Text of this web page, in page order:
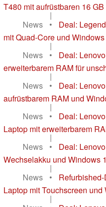
T480 mit aufrüstbaren 16
|
News
•
Deal:
mit Quad-Core und
|
News
•
Deal:
erweiterbarem RAM für
|
News
•
Deal:
aufrüstbarem RAM und
|
News
•
Deal:
Laptop mit erweiterbarem
|
News
•
Deal:
Wechselakku und Windows
|
News
•
Laptop mit Touchscreen und
|